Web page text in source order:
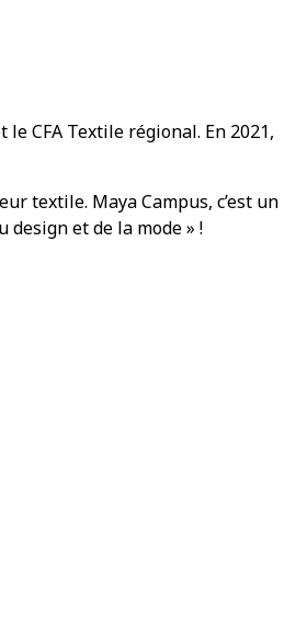
CFA Textile régional. En 2021,
textile. Maya Campus, c’est un
design et de la mode » !